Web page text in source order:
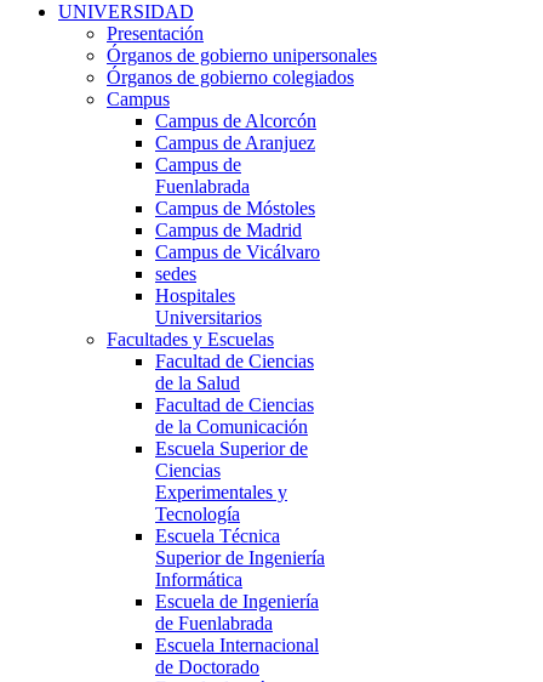
UNIVERSIDAD
Presentación
Órganos de gobierno unipersonales
Órganos de gobierno colegiados
Campus
Campus de Alcorcón
Campus de Aranjuez
Campus de
Fuenlabrada
Campus de Móstoles
Campus de Madrid
Campus de Vicálvaro
sedes
Hospitales
Universitarios
Facultades y Escuelas
Facultad de Ciencias
de la Salud
Facultad de Ciencias
de la Comunicación
Escuela Superior de
Ciencias
Experimentales y
Tecnología
Escuela Técnica
Superior de Ingeniería
Informática
Escuela de Ingeniería
de Fuenlabrada
Escuela Internacional
de Doctorado